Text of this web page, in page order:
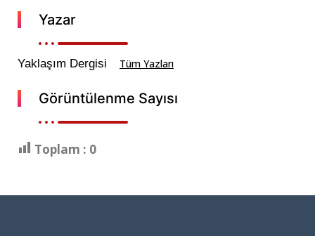
Yazar
Yaklaşım Dergisi Tüm Yazları
Görüntülenme Sayısı
Toplam : 0